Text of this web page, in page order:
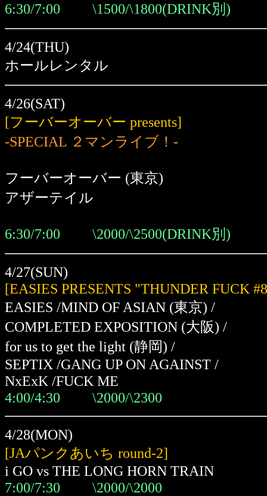
6:30/7:00 \1500/\1800(DRINK別)
4/24(THU)
ホールレンタル
4/26(SAT)
[フーバーオーバー presents]
-SPECIAL ２マンライブ！-
フーバーオーバー (東京)
アザーテイル
6:30/7:00 \2000/\2500(DRINK別)
4/27(SUN)
[EASIES PRESENTS "THUNDER FUCK
EASIES /MIND OF ASIAN (東京) /
COMPLETED EXPOSITION (大阪) /
for us to get the light (静岡) /
SEPTIX /GANG UP ON AGAINST /
NxExK /FUCK ME
4:00/4:30 \2000/\2300
4/28(MON)
[JAパンクあいち round-2]
i GO vs THE LONG HORN TRAIN
7:00/7:30 \2000/\2000